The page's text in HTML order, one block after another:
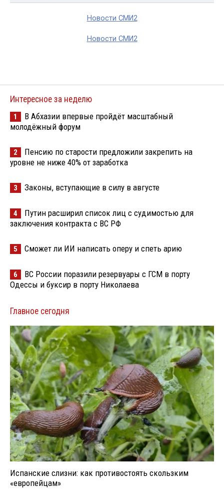
Новости СМИ2
Новости СМИ2
Интересное за неделю
1
В Абхазии впервые пройдёт масштабный
молодёжный форум
2
Пенсию по старости предложили закрепить на
уровне не ниже 40% от заработка
3 Законы, вступающие в силу в августе
4
Путин расширил список лиц с судимостью для
заключения контракта с ВС РФ
5 Сможет ли ИИ написать оперу и спеть арию
6
ВС России поразили резервуары с ГСМ в порту
Одессы и буксир в порту Николаева
Главное сегодня
Испанские слизни: как противостоять скользким
«европейцам»